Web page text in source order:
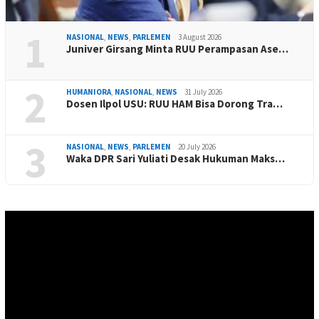
1 NASIONAL, NEWS, PARLEMEN 3 August 2026
Juniver Girsang Minta RUU Perampasan Ase…
2 HUMANIORA, NASIONAL, NEWS 31 July 2026
Dosen Ilpol USU: RUU HAM Bisa Dorong Tra…
3 NASIONAL, NEWS, PARLEMEN 20 July 2026
Waka DPR Sari Yuliati Desak Hukuman Maks…